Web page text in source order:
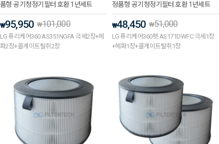
품형 공기청정기필터 호환 1년세트
₩95,950 ₩101,000
LG 퓨리케어360 AS351NGFA 극세2장+헤
파2장+콜게이트탈취2장
정품형 공기청정기필터 호환 1년세트
₩48,450 ₩51,000
LG 퓨리케어360펫 AS171DWFC 극세1장
+헤파1장+콜게이트탈취1장